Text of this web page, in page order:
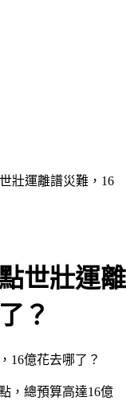
壯運離譜災難，16
世壯運離
？
，總預算高達16億